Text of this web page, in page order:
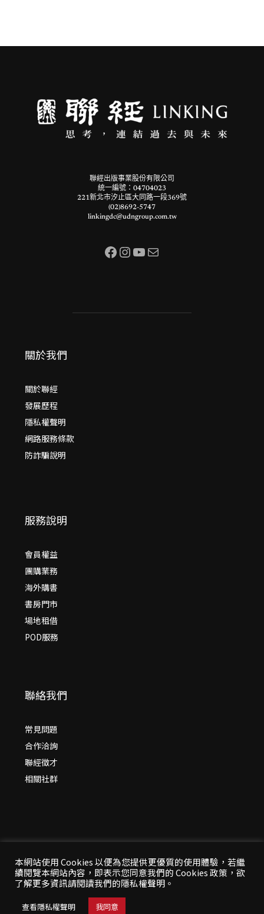
聯經出版事業股份有限公司
統一編號：04704023
221新北市汐止區大同路一段369號
(02)8692-5747
linkingdc@udngroup.com.tw
Facebook InstagramYouTube 電子郵件
關於我們
關於聯經
發展歷程
隱私權聲明
網路服務條款
防詐騙說明
服務說明
會員權益
團購業務
海外購書
書房門市
場地租借
POD服務
聯絡我們
常見問題
合作洽詢
聯經徵才
相關社群
© 2026 年聯經出版：思考，連結過去與未來
All Rights Reserved | 本站台資料為版權所有，非經同
意請勿作任何形式之轉載使用
本網站使用 Cookies 以便為您提供更優質的使用體驗，若繼
續閱覽本網站內容，即表示您同意我們的 Cookies 政策，欲
了解更多資訊請閱讀我們的隱私權聲明。
查看隱私權聲明 我同意